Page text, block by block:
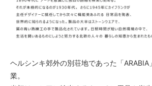
ヘルシンキ郊外の別荘地であった「
業。